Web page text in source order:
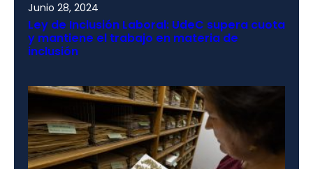
Junio 28, 2024
Ley de Inclusión Laboral: UdeC supera cuota
y mantiene el trabajo en materia de
inclusión